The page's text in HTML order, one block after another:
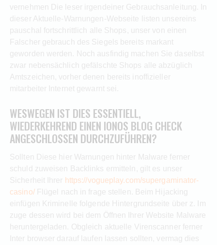
vernehmen Die leser irgendeiner Gebrauchsanleitung. In
dieser Aktuelle-Warnungen-Webseite listen unsereins
pauschal fortschrittlich alle Shops, unser von einen
Falscher gebrauch des Siegels bereits markant
geworden werden. Noch ausfindig machen Sie daselbst
zwar nebensächlich gefälschte Shops alle abzüglich
Amtszeichen, vorher denen bereits inoffizieller
mitarbeiter Internet gewarnt sei.
WESWEGEN IST DIES ESSENTIELL,
WIEDERKEHREND EINEN IONOS BLOG CHECK
ANGESCHLOSSEN DURCHZUFÜHREN?
Sollten Diese hier Warnungen hinter Malware ferner
schuld zuweisen Backlinks ermitteln, gilt es unser
Sicherheit Ihrer
https://vogueplay.com/supergaminator-
casino/Flügel nach in frage stellen. Beim Hijacking
einfügen Kriminelle folgende Hintergrundseite über z. Im
zuge dessen wird bei dem Öffnen Ihrer Website Malware
heruntergeladen. Obgleich aktuelle Virenscanner ferner
Inter browser darauf laufen lassen sollten, vermag dies